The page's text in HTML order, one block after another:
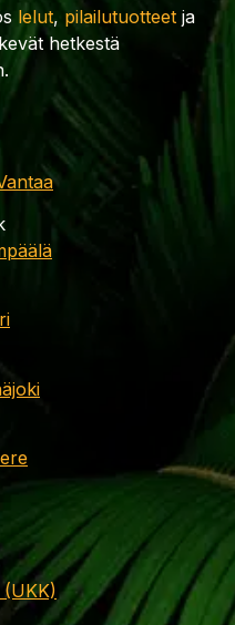
lelut, pilailutuotteet ja
hetkestä